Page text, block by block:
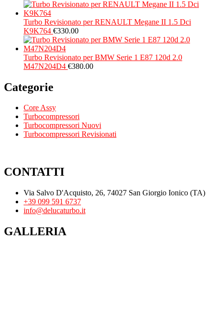
Turbo Revisionato per RENAULT Megane II 1.5 Dci
K9K764 €330.00
Turbo Revisionato per BMW Serie 1 E87 120d 2.0
M47N204D4 €380.00
Categorie
Core Assy
Turbocompressori
Turbocompressori Nuovi
Turbocompressori Revisionati
CONTATTI
Via Salvo D'Acquisto, 26, 74027 San Giorgio Ionico (TA)
+39 099 591 6737
info@delucaturbo.it
GALLERIA